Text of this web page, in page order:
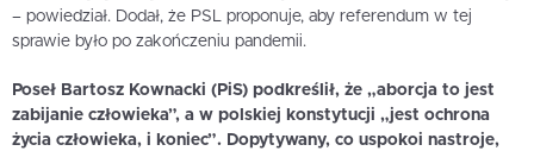
– powiedział. Dodał, że PSL proponuje, aby referendum w tej
sprawie było po zakończeniu pandemii.
Poseł Bartosz Kownacki (PiS) podkreślił, że „aborcja to jest
zabijanie człowieka”, a w polskiej konstytucji „jest ochrona
życia człowieka, i koniec”. Dopytywany, co uspokoi nastroje,